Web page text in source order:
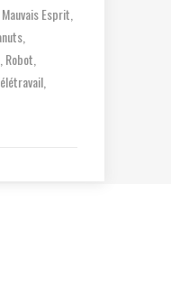
Mauvais Esprit
Robot